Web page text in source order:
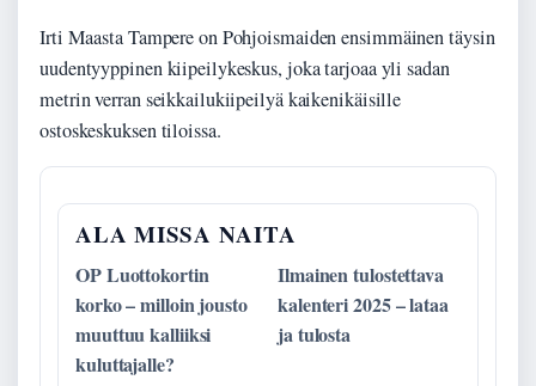
Irti Maasta Tampere on Pohjoismaiden ensimmäinen täysin
uudentyyppinen kiipeilykeskus, joka tarjoaa yli sadan
metrin verran seikkailukiipeilyä kaikenikäisille
ostoskeskuksen tiloissa.
ALA MISSA NAITA
OP Luottokortin
korko – milloin jousto
muuttuu kalliiksi
kuluttajalle?
Ilmainen tulostettava
kalenteri 2025 – lataa
ja tulosta